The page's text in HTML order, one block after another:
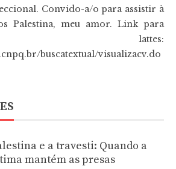
Convido-a/o para assistir à
Palestina, meu amor. Link para
lattes:
buscatextual/visualizacv.do
e a travesti: Quando a
mantém as presas